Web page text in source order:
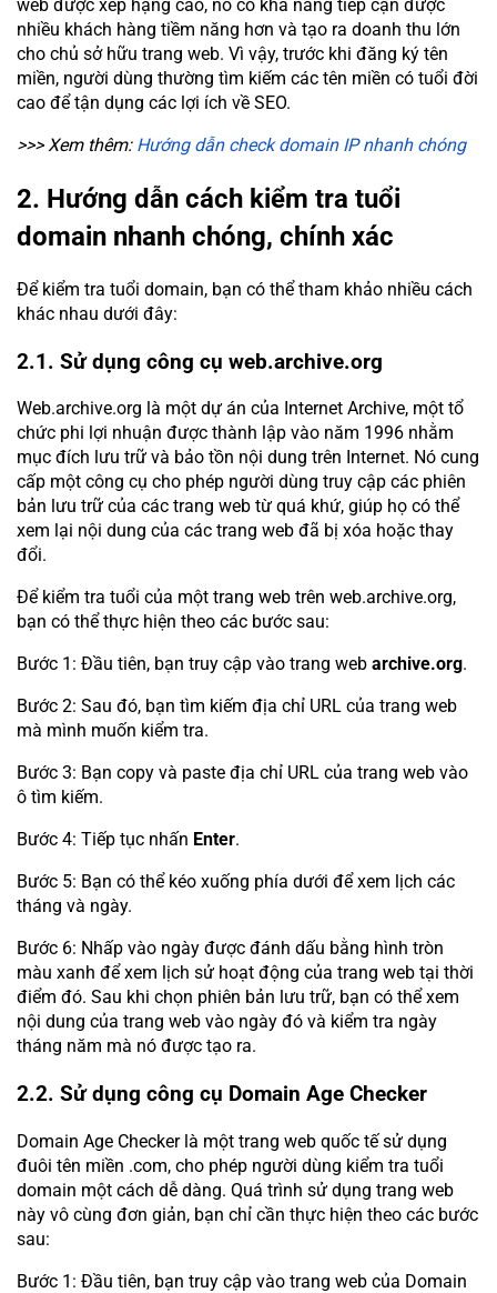
web được xếp hạng cao, nó có khả năng tiếp cận được
nhiều khách hàng tiềm năng hơn và tạo ra doanh thu lớn
cho chủ sở hữu trang web. Vì vậy, trước khi đăng ký tên
miền, người dùng thường tìm kiếm các tên miền có tuổi đời
cao để tận dụng các lợi ích về SEO.
>>> Xem thêm: Hướng dẫn check domain IP nhanh chóng
2. Hướng dẫn cách kiểm tra tuổi
domain nhanh chóng, chính xác
Để kiểm tra tuổi domain, bạn có thể tham khảo nhiều cách
khác nhau dưới đây:
2.1. Sử dụng công cụ web.archive.org
Web.archive.org là một dự án của Internet Archive, một tổ
chức phi lợi nhuận được thành lập vào năm 1996 nhằm
mục đích lưu trữ và bảo tồn nội dung trên Internet. Nó cung
cấp một công cụ cho phép người dùng truy cập các phiên
bản lưu trữ của các trang web từ quá khứ, giúp họ có thể
xem lại nội dung của các trang web đã bị xóa hoặc thay
đổi.
Để kiểm tra tuổi của một trang web trên web.archive.org,
bạn có thể thực hiện theo các bước sau:
Bước 1: Đầu tiên, bạn truy cập vào trang web archive.org.
Bước 2: Sau đó, bạn tìm kiếm địa chỉ URL của trang web
mà mình muốn kiểm tra.
Bước 3: Bạn copy và paste địa chỉ URL của trang web vào
ô tìm kiếm.
Bước 4: Tiếp tục nhấn Enter.
Bước 5: Bạn có thể kéo xuống phía dưới để xem lịch các
tháng và ngày.
Bước 6: Nhấp vào ngày được đánh dấu bằng hình tròn
màu xanh để xem lịch sử hoạt động của trang web tại thời
điểm đó. Sau khi chọn phiên bản lưu trữ, bạn có thể xem
nội dung của trang web vào ngày đó và kiểm tra ngày
tháng năm mà nó được tạo ra.
2.2. Sử dụng công cụ Domain Age Checker
Domain Age Checker là một trang web quốc tế sử dụng
đuôi tên miền .com, cho phép người dùng kiểm tra tuổi
domain một cách dễ dàng. Quá trình sử dụng trang web
này vô cùng đơn giản, bạn chỉ cần thực hiện theo các bước
sau:
Bước 1: Đầu tiên, bạn truy cập vào trang web của Domain